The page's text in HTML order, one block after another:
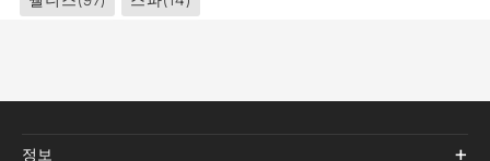
정보